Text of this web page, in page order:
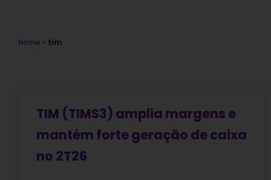
Home » tim
TIM (TIMS3) amplia margens e
mantém forte geração de caixa
no 2T26